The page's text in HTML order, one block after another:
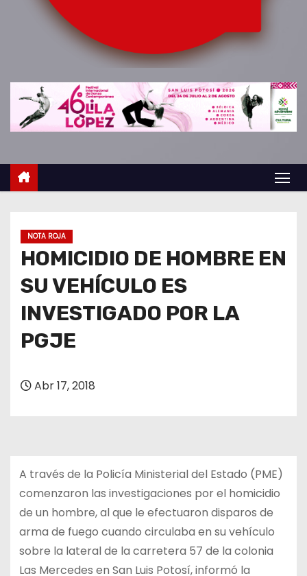
NOTA ROJA
HOMICIDIO DE HOMBRE EN
SU VEHÍCULO ES
INVESTIGADO POR LA
PGJE
Abr 17, 2018
A través de la Policía Ministerial del Estado (PME)
comenzaron las investigaciones por el homicidio
de un hombre, al que le efectuaron disparos de
arma de fuego cuando circulaba en su vehículo
sobre la lateral de la carretera 57 de la colonia
Las Mercedes en San Luis Potosí, informó la